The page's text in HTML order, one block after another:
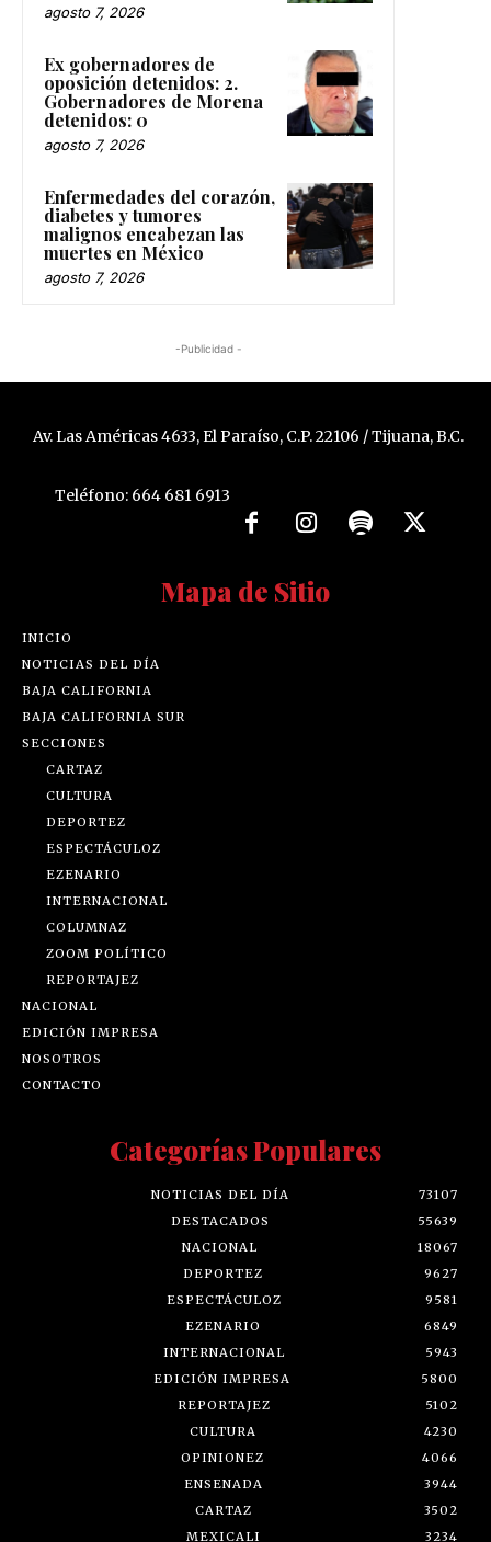
agosto 7, 2026
Ex gobernadores de
oposición detenidos: 2.
Gobernadores de Morena
detenidos: 0
agosto 7, 2026
Enfermedades del corazón,
diabetes y tumores
malignos encabezan las
muertes en México
agosto 7, 2026
-Publicidad -
Av. Las Américas 4633, El Paraíso, C.P. 22106 / Tijuana, B.C.
Teléfono: 664 681 6913
Mapa de Sitio
INICIO
NOTICIAS DEL DÍA
BAJA CALIFORNIA
BAJA CALIFORNIA SUR
SECCIONES
CARTAZ
CULTURA
DEPORTEZ
ESPECTÁCULOZ
EZENARIO
INTERNACIONAL
COLUMNAZ
ZOOM POLÍTICO
REPORTAJEZ
NACIONAL
EDICIÓN IMPRESA
NOSOTROS
CONTACTO
Categorías Populares
NOTICIAS DEL DÍA
73107
DESTACADOS
55639
NACIONAL
18067
DEPORTEZ
9627
ESPECTÁCULOZ
9581
EZENARIO
6849
INTERNACIONAL
5943
EDICIÓN IMPRESA
5800
REPORTAJEZ
5102
CULTURA
4230
OPINIONEZ
4066
ENSENADA
3944
CARTAZ
3502
MEXICALI
3234